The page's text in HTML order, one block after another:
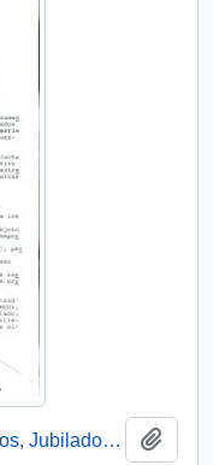
[La Central Unitaria de Pensionados, Jubilados y Montepiadas de Chile "CUPEMCHI", filial VI región exponen sus inquietudes]